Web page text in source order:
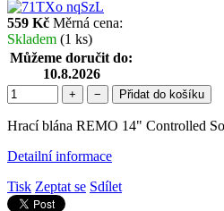
559 Kč Měrná cena:
Skladem (1 ks)
Můžeme doručit do:
10.8.2026
+ − Přidat do košíku
Hrací blána REMO 14" Controlled
Detailní informace
Tisk Zeptat se Sdílet